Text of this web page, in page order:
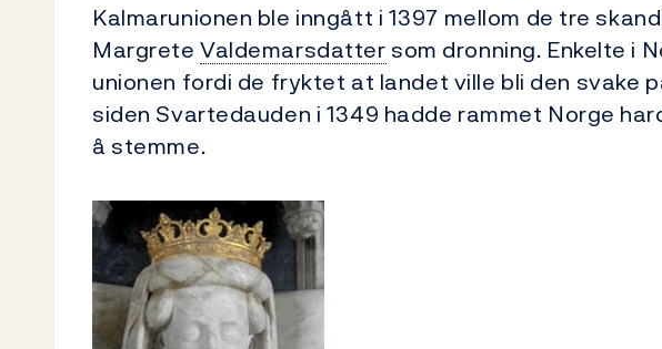
Kalmarunionen ble inngått i 1397 mellom de tre
MargreteValdemarsdatter som dronning. Enkelte i
unionen fordi de fryktet at landet ville bli den svake
siden Svartedauden i 1349 hadde rammet Norge
å stemme.